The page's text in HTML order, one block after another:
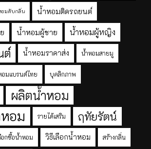
อมดับกลิ่น น้ำหอมติดรถยนต์
น้ำหอมผู้ชาย น้ำหอมผู้หญิง
ต์ น้ำหอมราคาส่ง น้ำหอมสายมู
อมแบรนด์ไทย บุคลิกภาพ
ผลิตน้ำหอม
อม รายได้เสริม ฤทัยรัตน์
อกซื้อน้ำหอม วิธีเลือกน้ำหอม สร้างกลิ่น